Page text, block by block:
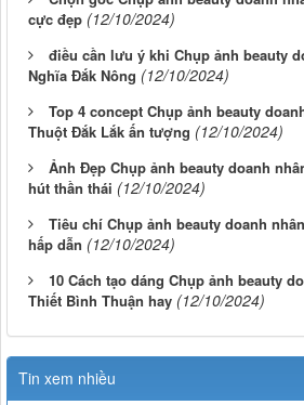
cực đẹp (12/10/2024)
điều cần lưu ý khi Chụp ảnh beauty
Nghĩa Đắk Nông (12/10/2024)
Top 4 concept Chụp ảnh beauty
Thuột Đắk Lắk ấn tượng (12/10/2024)
Ảnh Đẹp Chụp ảnh beauty doanh
hút thần thái (12/10/2024)
Tiêu chí Chụp ảnh beauty doanh
hấp dẫn (12/10/2024)
10 Cách tạo dáng Chụp ảnh beauty
Thiết Bình Thuận hay (12/10/2024)
Tin xem nhiều